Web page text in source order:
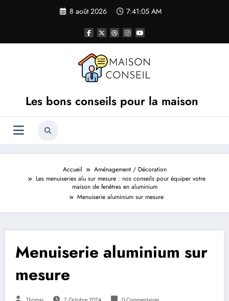
8 août 2026 7:41:05 AM
Les bons conseils pour la maison
Accueil
Aménagement / Décoration
Les menuiseries alu sur mesure : nos conseils pour équiper votre
maison de fenêtres en aluminium
Menuiserie aluminium sur mesure
Menuiserie aluminium sur
mesure